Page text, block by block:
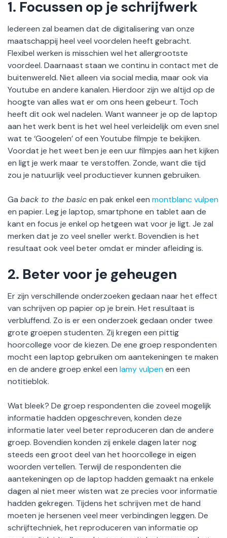
1. Focussen op je schrijfwerk
Iedereen zal beamen dat de digitalisering van onze
maatschappij heel veel voordelen heeft gebracht.
Flexibel werken is misschien wel het allergrootste
voordeel. Daarnaast staan we continu in contact met de
buitenwereld. Niet alleen via social media, maar ook via
Youtube en andere kanalen. Hierdoor zijn we altijd op de
hoogte van alles wat er om ons heen gebeurt. Toch
heeft dit ook wel nadelen. Want wanneer je op de laptop
aan het werk bent is het wel heel verleidelijk om even snel
wat te ‘Googelen’ of een Youtube filmpje te bekijken.
Voordat je het weet ben je een uur filmpjes aan het kijken
en ligt je werk maar te verstoffen. Zonde, want die tijd
zou je natuurlijk veel productiever kunnen gebruiken.
Ga back to the basicen pak enkel een montblanc vulpen
en papier. Leg je laptop, smartphone en tablet aan de
kant en focus je enkel op hetgeen wat voor je ligt. Je zal
merken dat je zo veel sneller werkt. Bovendien is het
resultaat ook veel beter omdat er minder afleiding is.
2. Beter voor je geheugen
Er zijn verschillende onderzoeken gedaan naar het effect
van schrijven op papier op je brein. Het resultaat is
verbluffend. Zo is er een onderzoek gedaan onder twee
grote groepen studenten. Zij kregen een pittig
hoorcollege voor de kiezen. De ene groep respondenten
mocht een laptop gebruiken om aantekeningen te maken
en de andere groep enkel een lamy vulpenen een
notitieblok.
Wat bleek? De groep respondenten die zoveel mogelijk
informatie hadden opgeschreven, konden deze
informatie later veel beter reproduceren dan de andere
groep. Bovendien konden zij enkele dagen later nog
steeds een groot deel van het hoorcollege in eigen
woorden vertellen. Terwijl de respondenten die
aantekeningen op de laptop hadden gemaakt na enkele
dagen al niet meer wisten wat ze precies voor informatie
hadden gekregen. Tijdens het schrijven met de hand
moeten je hersenen veel meer verbindingen leggen. De
schrijftechniek, het reproduceren van informatie op